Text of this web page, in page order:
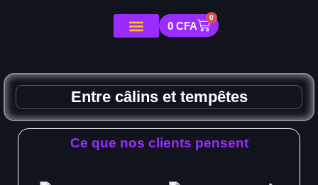
0 CFA
0
Entre câlins et tempêtes
Ce que nos clients pensent